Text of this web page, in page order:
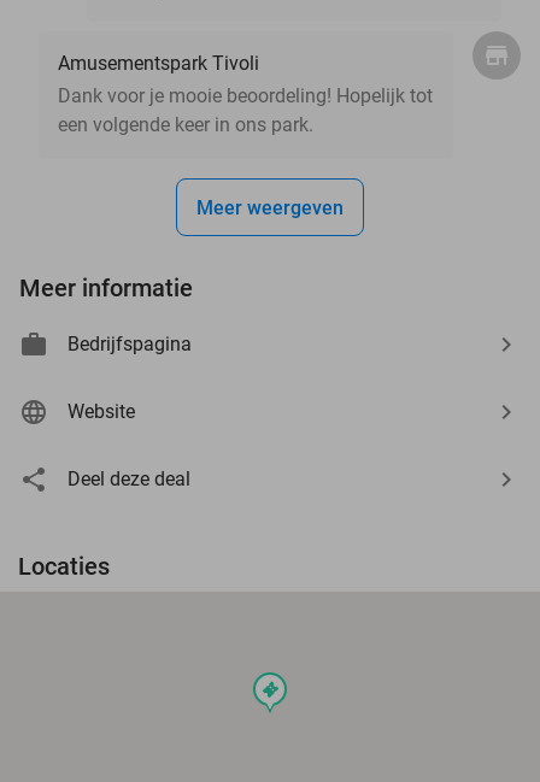
Amusementspark Tivoli
Dank voor je mooie beoordeling! Hopelijk tot
een volgende keer in ons park.
Meer weergeven
Meer informatie
Bedrijfspagina
Website
Deel deze deal
Locaties
events